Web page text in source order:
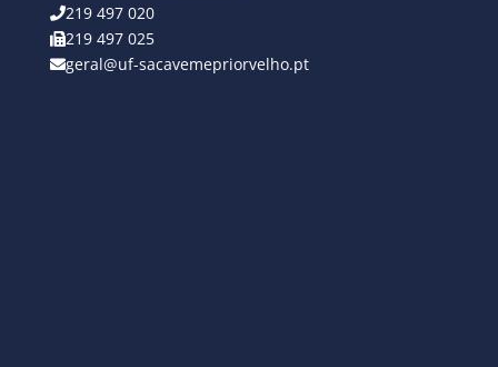
219 497 020
219 497 025
geral@uf-sacavemepriorvelho.pt